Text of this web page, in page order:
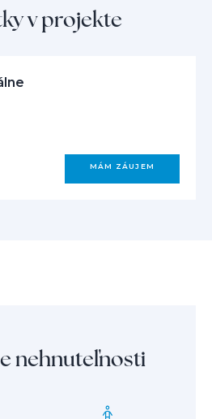
v projekte
MÁM ZÁUJEM
nehnuteľnosti